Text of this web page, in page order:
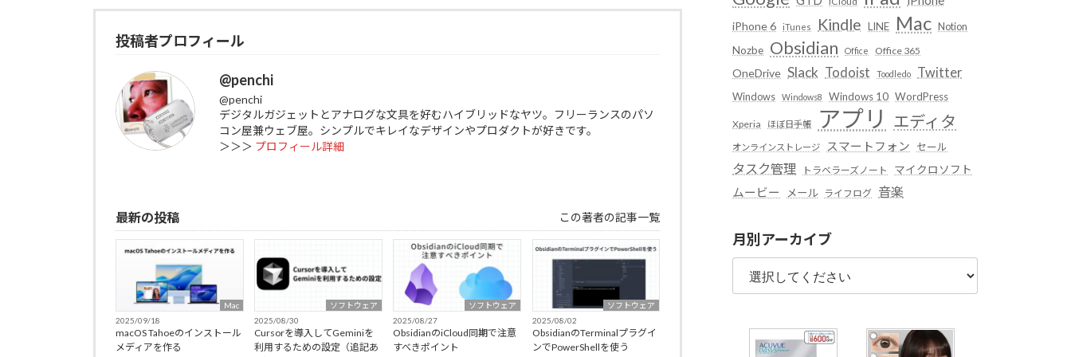
投稿者プロフィール
@penchi
@penchi
デジタルガジェットとアナログな文具を好むハイブリッドなヤツ。フリーランスのパソ
コン屋兼ウェブ屋。シンプルでキレイなデザインやプロダクトが好きです。
＞＞＞ プロフィール詳細
最新の投稿 この著者の記事一覧
Mac
2025/09/18
macOS Tahoeのインストール
メディアを作る
ソフトウェア
2025/08/30
Cursorを導入してGeminiを
利用するための設定（追記あ
ソフトウェア
2025/08/27
ObsidianのiCloud同期で注意
すべきポイント
ソフトウェア
2025/08/02
ObsidianのTerminalプラグイ
ンでPowerShellを使う
iPhone 6 iTunes Kindle LINE Mac Notion
Nozbe Obsidian Office Office 365
OneDrive Slack Todoist Toodledo Twitter
Windows Windows8 Windows 10 WordPress
Xperia ほぼ日手帳 アプリ エディタ
オンラインストレージ スマートフォン セール
タスク管理 トラベラーズノート マイクロソフト
ムービー メール ライフログ 音楽
月別アーカイブ